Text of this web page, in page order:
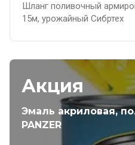
Шланг поливочный
15м, урожайный Сибртех
Акция
Эмаль акриловая,
PANZER